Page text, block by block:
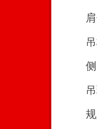
肩
吊
侧
吊
规